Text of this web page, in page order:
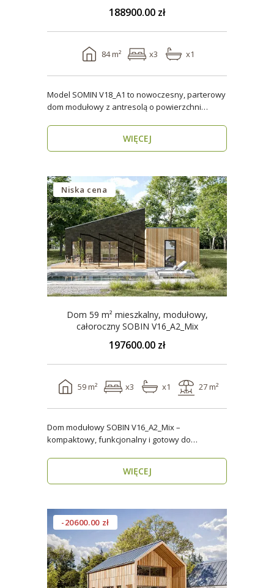
188900.00 zł
84 m² x3 x1
Model SOMIN V18_A1 to nowoczesny, parterowy
dom modułowy z antresolą o powierzchni
WIĘCEJ
Niska cena
Dom 59 m² mieszkalny, modułowy,
całoroczny SOBIN V16_A2_Mix
197600.00 zł
59 m² x3 x1 27 m²
Dom modułowy SOBIN V16_A2_Mix –
kompaktowy, funkcjonalny i gotowy do
WIĘCEJ
-20600.00 zł